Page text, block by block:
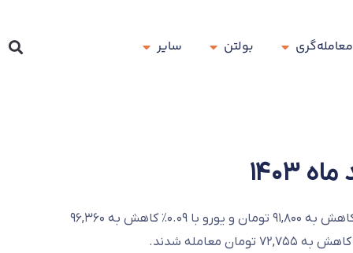
بولتن سایر
بازار ارز و طلا امروز با کاهش نسبی قیمت‌ها همراه بود. در بازار آزاد، دلار با ۰.۲۷٪ کاهش به ۹۱,۸۰۰ تومان و یورو با ۰.۰۹٪ کاهش به ۹۶,۳۶۰